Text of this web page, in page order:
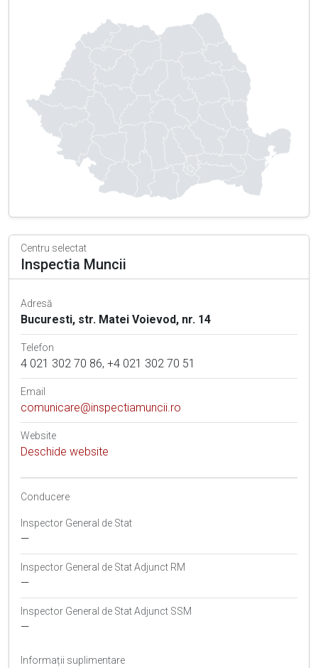
Centru selectat
Inspectia Muncii
Adresă
Bucuresti, str. Matei Voievod, nr. 14
Telefon
4 021 302 70 86, +4 021 302 70 51
Email
comunicare@inspectiamuncii.ro
Website
Deschide website
Conducere
Inspector General de Stat
—
Inspector General de Stat Adjunct RM
—
Inspector General de Stat Adjunct SSM
—
Informații suplimentare